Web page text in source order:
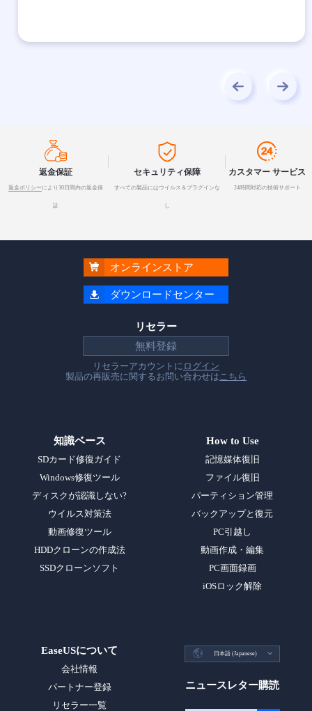

返金保証
返金ポリシー により30日間内の返金保
証

セキュリティ保障
すべての製品にはウイルス＆プラグインな
し

カスタマー サービス
24時間対応の技術サポート
 オンラインストア
 ダウンロードセンター
リセラー
無料登録
リセラーアカウントに ログイン
製品の再販売に関するお問い合わせは こちら
知識ベース
SDカード修復ガイド
Windows修復ツール
ディスクが認識しない?
ウイルス対策法
動画修復ツール
HDDクローンの作成法
SSDクローンソフト
How to Use
記憶媒体復旧
ファイル復旧
パーティション管理
バックアップと復元
PC引越し
動画作成・編集
PC画面録画
iOSロック解除
EaseUSについて
会社情報
パートナー登録
リセラー一覧
 日本語 (Japanese) 
ニュースレター購読